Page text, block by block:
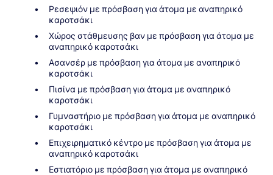
Ρεσεψιόν με πρόσβαση για άτομα με αναπηρικό
καροτσάκι
Χώρος στάθμευσης βαν με πρόσβαση για άτομα με
αναπηρικό καροτσάκι
Ασανσέρ με πρόσβαση για άτομα με αναπηρικό
καροτσάκι
Πισίνα με πρόσβαση για άτομα με αναπηρικό
καροτσάκι
Γυμναστήριο με πρόσβαση για άτομα με αναπηρικό
καροτσάκι
Επιχειρηματικό κέντρο με πρόσβαση για άτομα με
αναπηρικό καροτσάκι
Εστιατόριο με πρόσβαση για άτομα με αναπηρικό